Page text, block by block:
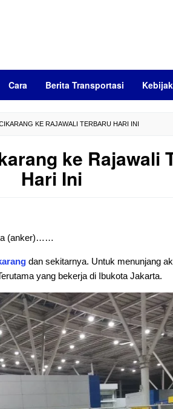
Cara Berita Transportasi
KE RAJAWALI TERBARU HARI INI
ke Rajawali
Hari Ini
(anker)……
dan sekitarnya. Untuk menunjang
yang bekerja di Ibukota Jakarta.